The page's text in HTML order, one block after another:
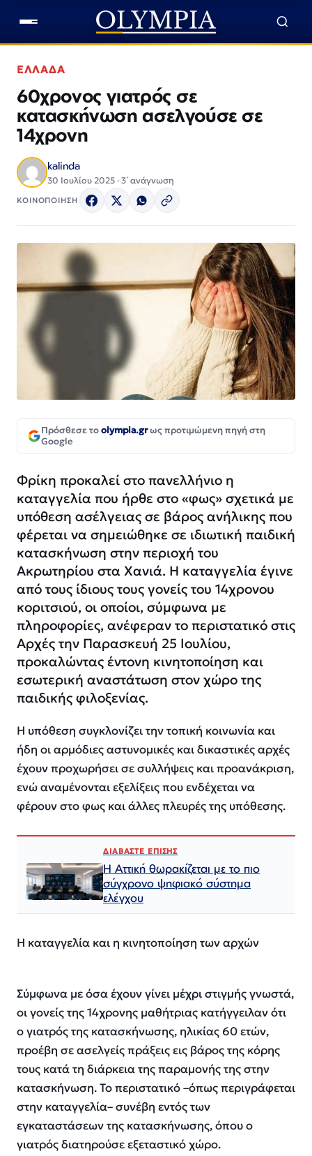
ΕΛΛΑΔΑ
60χρονος γιατρός σε
κατασκήνωση ασελγούσε σε
14χρονη
kalinda
30 Ιουλίου 2025 · 3΄ ανάγνωση
ΚΟΙΝΟΠΟΙΗΣΗ
Πρόσθεσε τοolympia.grως προτιμώμενη πηγή στη
Google
Φρίκη προκαλεί στο πανελλήνιο η
καταγγελία που ήρθε στο «φως» σχετικά με
υπόθεση ασέλγειας σε βάρος ανήλικης που
φέρεται να σημειώθηκε σε ιδιωτική παιδική
κατασκήνωση στην περιοχή του
Ακρωτηρίου στα Χανιά. Η καταγγελία έγινε
από τους ίδιους τους γονείς του 14χρονου
κοριτσιού, οι οποίοι, σύμφωνα με
πληροφορίες, ανέφεραν το περιστατικό στις
Αρχές την Παρασκευή 25 Ιουλίου,
προκαλώντας έντονη κινητοποίηση και
εσωτερική αναστάτωση στον χώρο της
παιδικής φιλοξενίας.
Η υπόθεση συγκλονίζει την τοπική κοινωνία και
ήδη οι αρμόδιες αστυνομικές και δικαστικές αρχές
έχουν προχωρήσει σε συλλήψεις και προανάκριση,
ενώ αναμένονται εξελίξεις που ενδέχεται να
φέρουν στο φως και άλλες πλευρές της υπόθεσης.
ΔΙΑΒΑΣΤΕ ΕΠΙΣΗΣ
Η Αττική θωρακίζεται με το πιο
σύγχρονο ψηφιακό σύστημα
ελέγχου
Η καταγγελία και η κινητοποίηση των αρχών
Σύμφωνα με όσα έχουν γίνει μέχρι στιγμής γνωστά,
οι γονείς της 14χρονης μαθήτριας κατήγγειλαν ότι
ο γιατρός της κατασκήνωσης, ηλικίας 60 ετών,
προέβη σε ασελγείς πράξεις εις βάρος της κόρης
τους κατά τη διάρκεια της παραμονής της στην
κατασκήνωση. Το περιστατικό –όπως περιγράφεται
στην καταγγελία– συνέβη εντός των
εγκαταστάσεων της κατασκήνωσης, όπου ο
γιατρός διατηρούσε εξεταστικό χώρο.